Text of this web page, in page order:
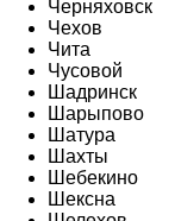
Черняховск
Чехов
Чита
Чусовой
Шадринск
Шарыпово
Шатура
Шахты
Шебекино
Шексна